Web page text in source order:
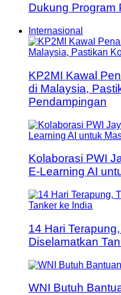
Dukung Program
Internasional
KP2MI Kawal
di Malaysia,
Pendampingan
Kolaborasi PWI
E-Learning AI
14 Hari
Diselamatkan
WNI Butuh